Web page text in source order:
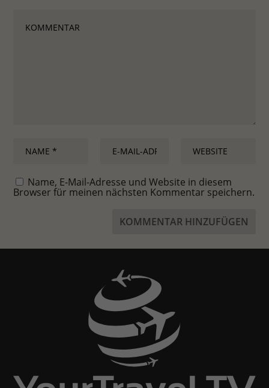
Name, E-Mail-Adresse und Website in diesem
Browser für meinen nächsten Kommentar speichern.